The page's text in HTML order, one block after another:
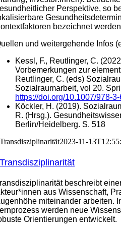
Perspektive, so
bezeichnet
und weitergehende Infos
Kessl, F., Reutlinger, C.
Vorbemerkungen zur
Reutlinger, C. (eds)
Sozialraumarbeit, vol 20.
https://doi.org/10.1007/978-
Köckler, H. (2019).
R. (Hrsg.).
Berlin/Heidelberg. S. 518
Transdisziplinarität2023-11-
Transdisziplinarität
beschreibt
aus Wissenschaft,
miteinander arbeiten.
werden neue
Orientierungen entwickelt.